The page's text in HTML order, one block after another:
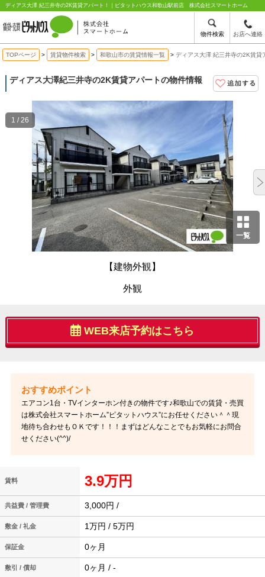
物件検索 お店へ連絡
ディアス大澤 紀三井寺の2K賃貸アパート！｜ピタットハウス和歌山駅前店 株式会社スマートホーム
TOPページ 賃貸物件検索 和歌山市の賃貸情報一覧 ディアス大澤 紀三井寺の2K賃貸
ディアス大澤紀三井寺の2K賃貸アパートの物件情報
一覧
【建物外観】
外観
1 / 26
WEB来店予約はこちら
エアコン1台・TVインターホン付きの物件です♪和歌山での賃貸・売買
は株式会社スマートホーム”ピタットハウス”にお任せください＾＾現
地待ち合わせもＯＫです！！！まずはどんなことでもお気軽にお問合
せください(^^)/
賃料 3.9万円
共益費 / 管理費 3,000円 /
敷金 / 礼金 1万円 / 5万円
保証金 0ヶ月
敷引 / 償却 0ヶ月 / -